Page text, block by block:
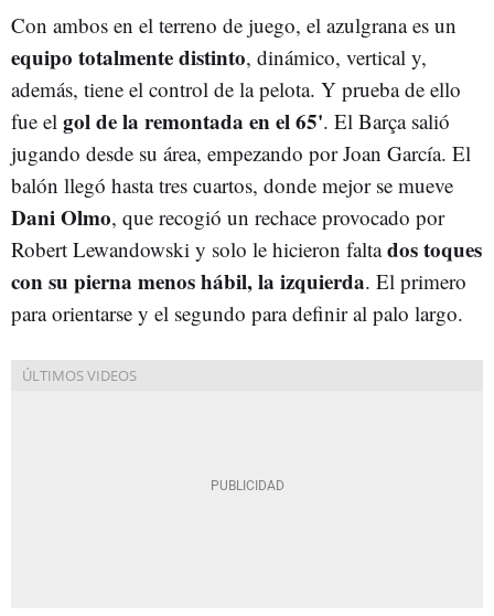
Con ambos en el terreno de juego, el azulgrana es un
equipo totalmente distinto, dinámico, vertical y,
además, tiene el control de la pelota. Y prueba de ello
fue el gol de la remontada en el 65'. El Barça salió
jugando desde su área, empezando por Joan García. El
balón llegó hasta tres cuartos, donde mejor se mueve
Dani Olmo, que recogió un rechace provocado por
Robert Lewandowski y solo le hicieron faltados toques
con su pierna menos hábil, la izquierda. El primero
para orientarse y el segundo para definir al palo largo.